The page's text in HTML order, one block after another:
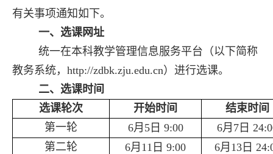
有关事项通知如下。
一、选课网址
统一在本科教学管理信息服务平台（以下简称
教务系统， http://zdbk.zju.edu.cn）进行选课。
二、选课时间
选课轮次
开始时间
结束时间
第一轮
6月 5日 9:00 6月 7 日
第二轮
6月 11 日 9:00 6月 13日